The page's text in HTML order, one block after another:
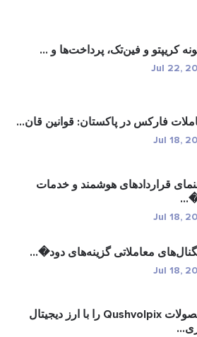
کریپتو و فین‌تک، پرداخت‌ها و ...
Jul 22,
فارکس در پاکستان: قوانین قان...
Jul 18,
قراردادهای هوشمند و خدمات
Jul 18,
معاملاتی گزینه‌های دود�...
Jul 18,
محصولات Qushvolpix را با ارز دیجیتال